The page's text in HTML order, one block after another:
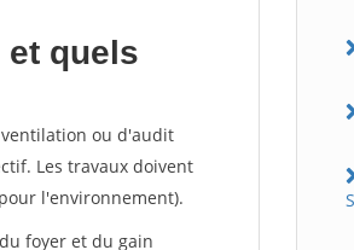
quels
ou d'audit
Les travaux doivent
l'environnement).
foyer et du gain